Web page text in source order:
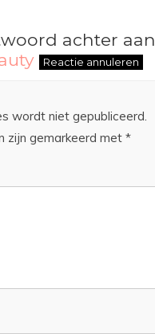
achter aan
Reactie annuleren
wordt niet gepubliceerd.
zijn gemarkeerd met *